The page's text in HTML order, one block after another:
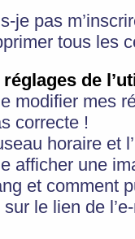
je pas
tous les
de
modifier mes
correcte !
horaire et
afficher une
et comment
le lien de